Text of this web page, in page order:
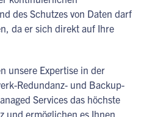
des Schutzes von Daten darf
da er sich direkt auf Ihre
unsere Expertise in der
Redundanz- und Backup-
Services das höchste
und ermöglichen es Ihnen